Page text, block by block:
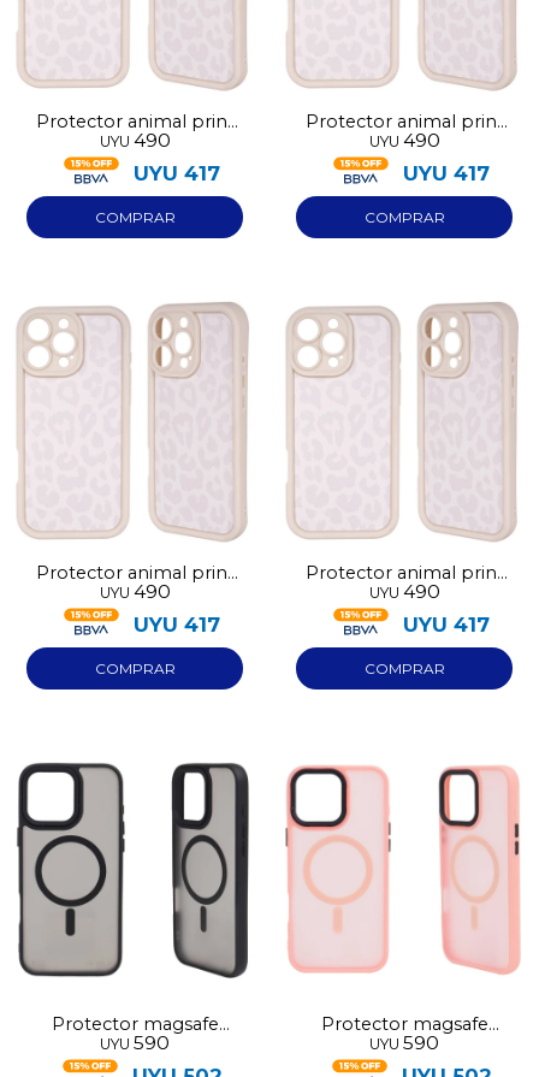
Protector animal print
blanco Iphone 14
UYU 490
UYU 417
Protector animal print
blanco Iphone 15
UYU 490
UYU 417
Protector animal print
blanco Iphone 16
UYU 490
UYU 417
Protector animal print
blanco Iphone 17
UYU 490
UYU 417
Protector magsafe
Iphone 17 negro
UYU 590
Protector magsafe
Iphone 17 rosa
UYU 590